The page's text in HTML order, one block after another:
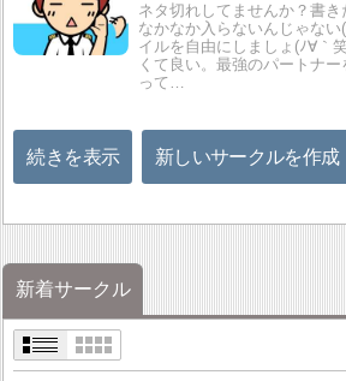
ネタ切れしてませんか？書
なかなか入らないんじゃな
イルを自由にしましょ(ﾉ∀｀
くて良い。最強のパートナー
って…
続きを表示 新しいサークルを作成
新着サークル